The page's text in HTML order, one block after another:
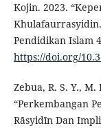
Kojin. 2023.
Pendidikan Islam
https://doi.org/
Zebua, R. S. Y.,
“Perkembangan
Rāsyidīn Dan